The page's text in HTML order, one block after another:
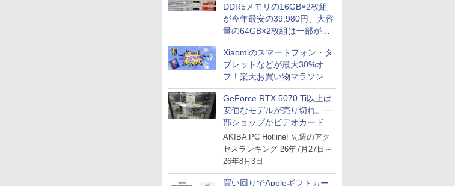
DDR5メモリの16GB×2枚組
が今年最安の39,980円、大容
量の64GB×2枚組は一部が続
騰 [8月前半のメモリ価格]
Xiaomiのスマートフォン・タ
ブレットなどが最大30%オ
フ！楽天お買い物マラソン
GeForce RTX 5070 Ti以上は
安価なモデルが売り切れ。一
部ショップがビデオカードの
購入制限を実施したニュース
が注目を集める
AKIBA PC Hotline! 先週のアク
セスランキング 26年7月27日～
26年8月3日
買い回りでAppleギフトカー